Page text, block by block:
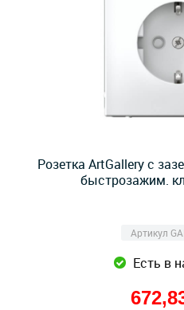
Розетка ArtGallery с
быстрозажим.
Артикул
Есть в